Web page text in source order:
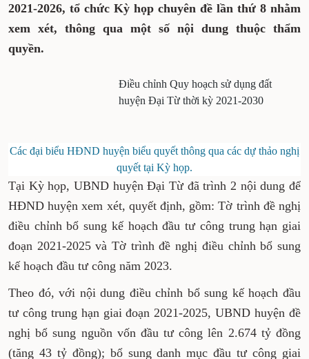
2021-2026, tổ chức Kỳ họp chuyên đề lần thứ 8 nhằm
xem xét, thông qua một số nội dung thuộc thẩm
quyền.
Điều chỉnh Quy hoạch sử dụng đất
huyện Đại Từ thời kỳ 2021-2030
Các đại biểu HĐND huyện biểu quyết thông qua các dự thảo nghị
quyết tại Kỳ họp.
Tại Kỳ họp, UBND huyện Đại Từ đã trình 2 nội dung để
HĐND huyện xem xét, quyết định, gồm: Tờ trình đề nghị
điều chỉnh bổ sung kế hoạch đầu tư công trung hạn giai
đoạn 2021-2025 và Tờ trình đề nghị điều chỉnh bổ sung
kế hoạch đầu tư công năm 2023.
Theo đó, với nội dung điều chỉnh bổ sung kế hoạch đầu
tư công trung hạn giai đoạn 2021-2025, UBND huyện đề
nghị bổ sung nguồn vốn đầu tư công lên 2.674 tỷ đồng
(tăng 43 tỷ đồng); bổ sung danh mục đầu tư công giai